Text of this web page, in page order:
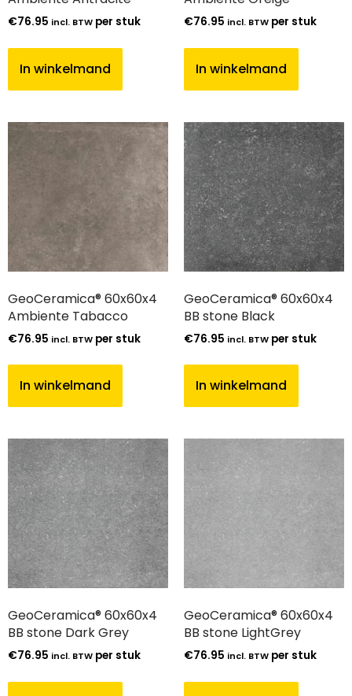
€76.95 incl. BTW per stuk
In winkelmand
€76.95 incl. BTW per stuk
In winkelmand
GeoCeramica® 60x60x4
Ambiente Tabacco
€76.95 incl. BTW per stuk
In winkelmand
GeoCeramica® 60x60x4
BB stone Black
€76.95 incl. BTW per stuk
In winkelmand
GeoCeramica® 60x60x4
BB stone Dark Grey
€76.95 incl. BTW per stuk
GeoCeramica® 60x60x4
BB stone LightGrey
€76.95 incl. BTW per stuk